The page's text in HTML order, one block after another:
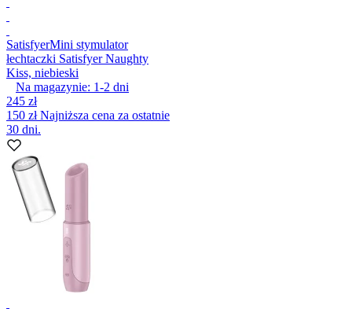
SatisfyerMini stymulator
łechtaczki Satisfyer Naughty
Kiss, niebieski
Na magazynie: 1-2 dni
245 zł
150 złNajniższa cena za ostatnie
30 dni.